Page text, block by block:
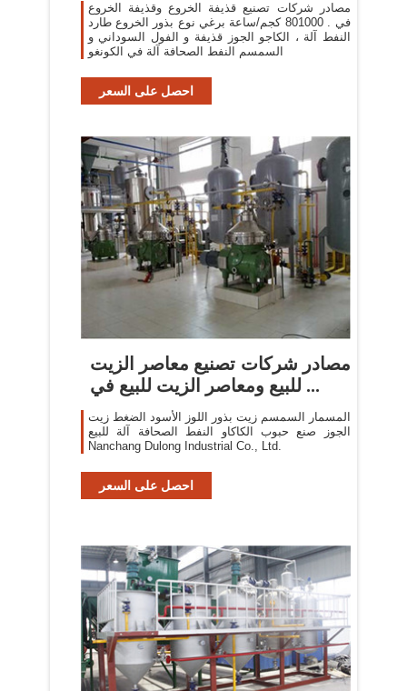
مصادر شركات تصنيع قذيفة الخروع وقذيفة الخروع
في . 801000 كجم/ساعة برغي نوع بذور الخروع طارد
النفط آلة ، الكاجو الجوز قذيفة و الفول السوداني و
السمسم النفط الصحافة آلة في الكونغو
احصل على السعر
مصادر شركات تصنيع معاصر الزيت
للبيع ومعاصر الزيت للبيع في ...
المسمار السمسم زيت بذور اللوز الأسود الضغط زيت
الجوز صنع حبوب الكاكاو النفط الصحافة آلة للبيع
Nanchang Dulong Industrial Co., Ltd.
احصل على السعر